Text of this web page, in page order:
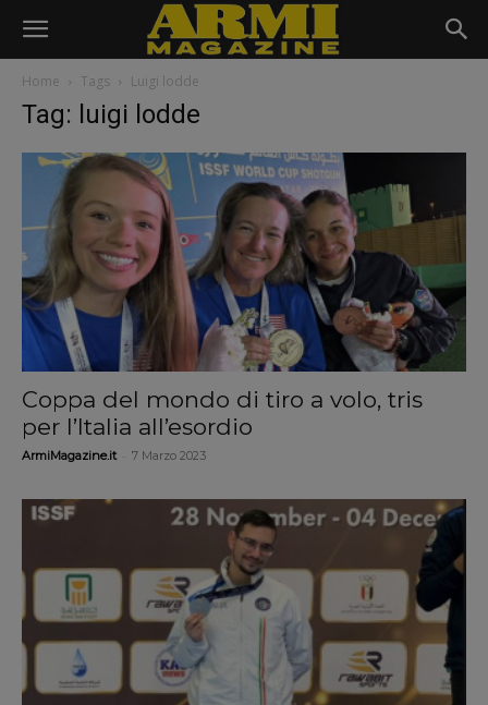
Home Tags Luigi lodde
Tag: luigi lodde
Coppa del mondo di tiro a volo, tris
per l’Italia all’esordio
ArmiMagazine.it 7 Marzo 2023